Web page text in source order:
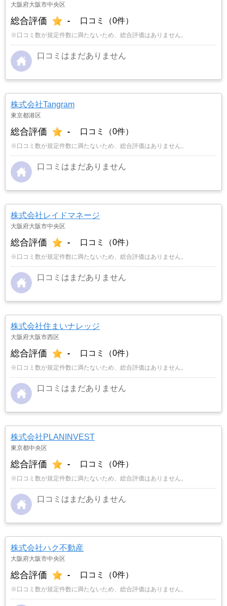
大阪府大阪市中央区
総合評価 - 口コミ（0件）
※口コミ数が規定件数に満たないため、総合評価はありません。
口コミはまだありません
株式会社Tangram
東京都港区
総合評価 - 口コミ（0件）
※口コミ数が規定件数に満たないため、総合評価はありません。
口コミはまだありません
株式会社レイドマネージ
大阪府大阪市中央区
総合評価 - 口コミ（0件）
※口コミ数が規定件数に満たないため、総合評価はありません。
口コミはまだありません
株式会社住まいナレッジ
大阪府大阪市西区
総合評価 - 口コミ（0件）
※口コミ数が規定件数に満たないため、総合評価はありません。
口コミはまだありません
株式会社PLANINVEST
東京都中央区
総合評価 - 口コミ（0件）
※口コミ数が規定件数に満たないため、総合評価はありません。
口コミはまだありません
株式会社ハク不動産
大阪府大阪市中央区
総合評価 - 口コミ（0件）
※口コミ数が規定件数に満たないため、総合評価はありません。